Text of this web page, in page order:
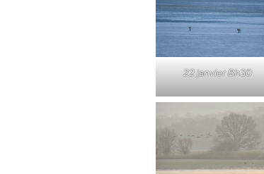
22 janvier 8h30